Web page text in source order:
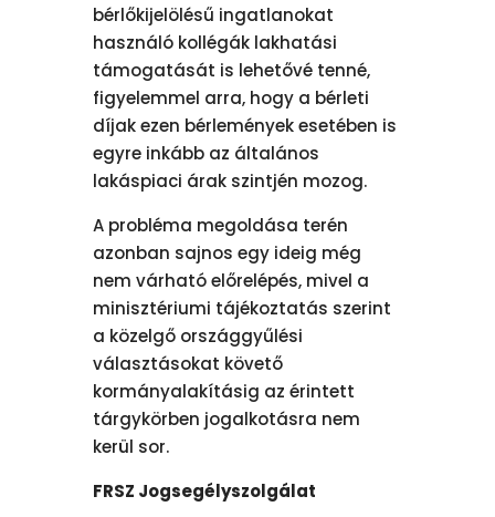
bérlőkijelölésű ingatlanokat
használó kollégák lakhatási
támogatását is lehetővé tenné,
figyelemmel arra, hogy a bérleti
díjak ezen bérlemények esetében is
egyre inkább az általános
lakáspiaci árak szintjén mozog.
A probléma megoldása terén
azonban sajnos egy ideig még
nem várható előrelépés, mivel a
minisztériumi tájékoztatás szerint
a közelgő országgyűlési
választásokat követő
kormányalakításig az érintett
tárgykörben jogalkotásra nem
kerül sor.
FRSZ Jogsegélyszolgálat